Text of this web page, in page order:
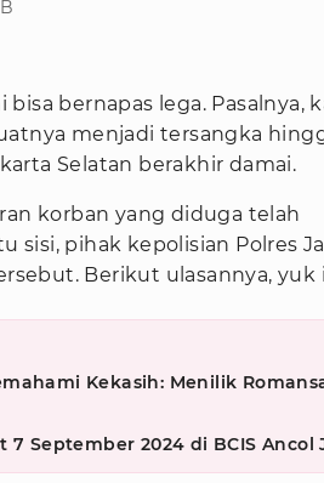
bisa bernapas lega. Pasalnya,
menjadi tersangka
Selatan berakhir damai.
korban yang diduga telah
sisi, pihak kepolisian Polres
Berikut ulasannya, yuk
Kekasih: Menilik
7 September 2024 di BCIS Ancol